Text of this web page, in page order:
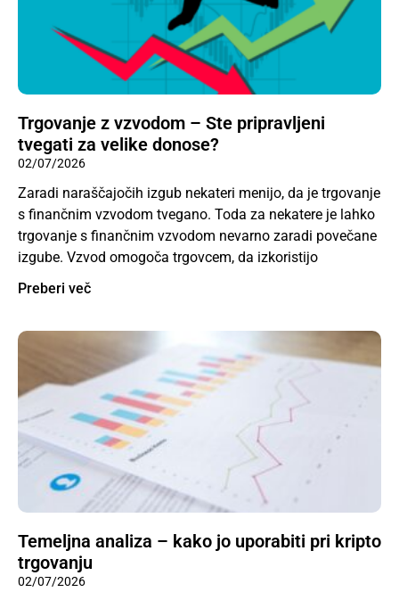
Trgovanje z vzvodom – Ste pripravljeni
tvegati za velike donose?
02/07/2026
Zaradi naraščajočih izgub nekateri menijo, da je trgovanje
s finančnim vzvodom tvegano. Toda za nekatere je lahko
trgovanje s finančnim vzvodom nevarno zaradi povečane
izgube. Vzvod omogoča trgovcem, da izkoristijo
Preberi več
Temeljna analiza – kako jo uporabiti pri kripto
trgovanju
02/07/2026